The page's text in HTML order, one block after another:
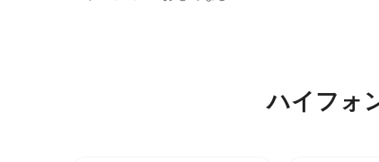
sạn nhưng vẫn ấm cúng gần gũi như ởハイフォ